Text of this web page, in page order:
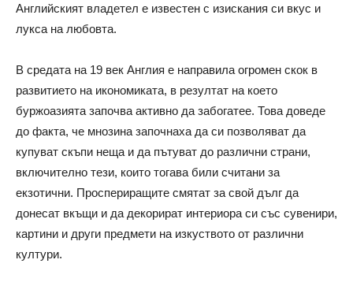
Английският владетел е известен с изискания си вкус и
лукса на любовта.
В средата на 19 век Англия е направила огромен скок в
развитието на икономиката, в резултат на което
буржоазията започва активно да забогатее. Това доведе
до факта, че мнозина започнаха да си позволяват да
купуват скъпи неща и да пътуват до различни страни,
включително тези, които тогава били считани за
екзотични. Проспериращите смятат за свой дълг да
донесат вкъщи и да декорират интериора си със сувенири,
картини и други предмети на изкуството от различни
култури.